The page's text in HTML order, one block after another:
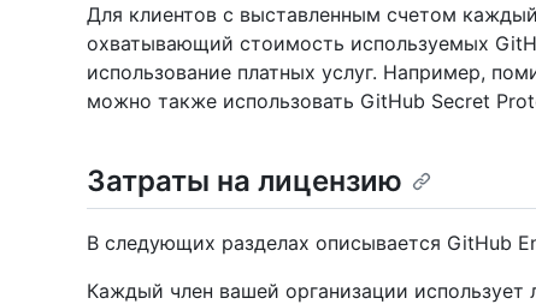
Для клиентов с выставленным счетом
охватывающий стоимость используемых
использование платных услуг. Например,
можно также использовать GitHub Secret
Затраты на лицензию
В следующих разделах описывается GitHub
Каждый член вашей организации